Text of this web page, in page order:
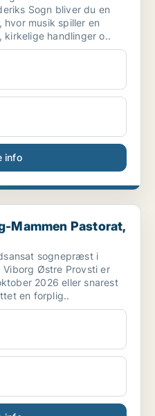
Sogn bliver du en
musik spiller en
kirkelige handlinger o..
info
Pastorat, Viborg Østr...
Mammen Pastorat,
sognepræst i
Viborg Østre Provsti er
2026 eller snarest
en forplig..